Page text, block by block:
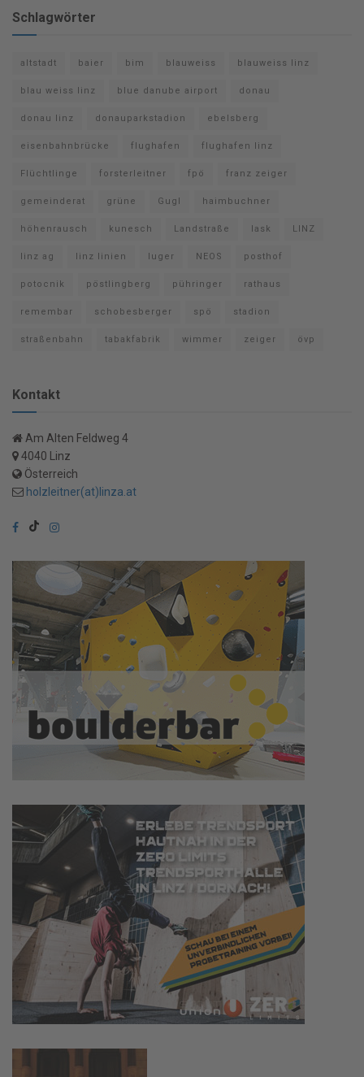
Schlagwörter
altstadt baier bim blauweiss blauweiss linz
blau weiss linz blue danube airport donau
donau linz donauparkstadion ebelsberg
eisenbahnbrücke flughafen flughafen linz
Flüchtlinge forsterleitner fpö franz zeiger
gemeinderat grüne Gugl haimbuchner
höhenrausch kunesch Landstraße lask LINZ
linz ag linz linien luger NEOS posthof
potocnik pöstlingberg pühringer rathaus
remembar schobesberger spö stadion
straßenbahn tabakfabrik wimmer zeiger övp
Kontakt
Am Alten Feldweg 4
4040 Linz
Österreich
holzleitner(at)linza.at